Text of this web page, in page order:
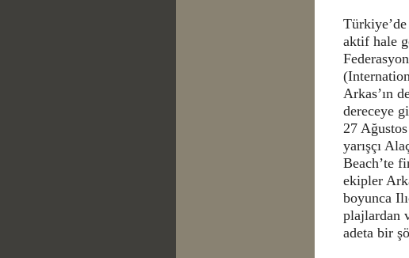
aktif hale
Arkas’ın
dereceye
27
yarışçı
Beach’te
ekipler
boyunca
plajlardan
adeta bir